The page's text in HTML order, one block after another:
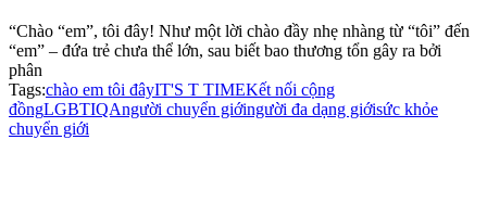
“Chào “em”, tôi đây! Như một lời chào đầy nhẹ nhàng từ “tôi” đến
“em” – đứa trẻ chưa thể lớn, sau biết bao thương tổn gây ra bởi
phân
Tags:chào em tôi đâyIT'S T TIMEKết nối cộng
đồngLGBTIQAngười chuyển giớingười đa dạng giớisức khỏe
chuyển giới